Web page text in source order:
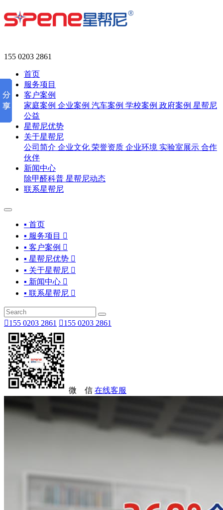
155 0203 2861
首页
服务项目
客户案例
家庭案例 企业案例 汽车案例 学校案例 政府案例 星帮尼
公益
星帮尼优势
关于星帮尼
公司简介 企业文化 荣誉资质 企业环境 实验室展示 合作
伙伴
新闻中心
除甲醛科普 星帮尼动态
联系星帮尼
▪ 首页
▪ 服务项目 
▪ 客户案例 
▪ 星帮尼优势 
▪ 关于星帮尼 
▪ 新闻中心 
▪ 联系星帮尼 
155 0203 2861 155 0203 2861
微 信 在线客服